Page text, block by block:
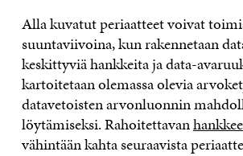
Alla kuvatut periaatteet voivat
suuntaviivoina, kun rakennetaan
keskittyviä hankkeita ja data-
kartoitetaan olemassa olevia
datavetoisten arvonluonnin
löytämiseksi. Rahoitettavan
vähintään kahta seuraavista